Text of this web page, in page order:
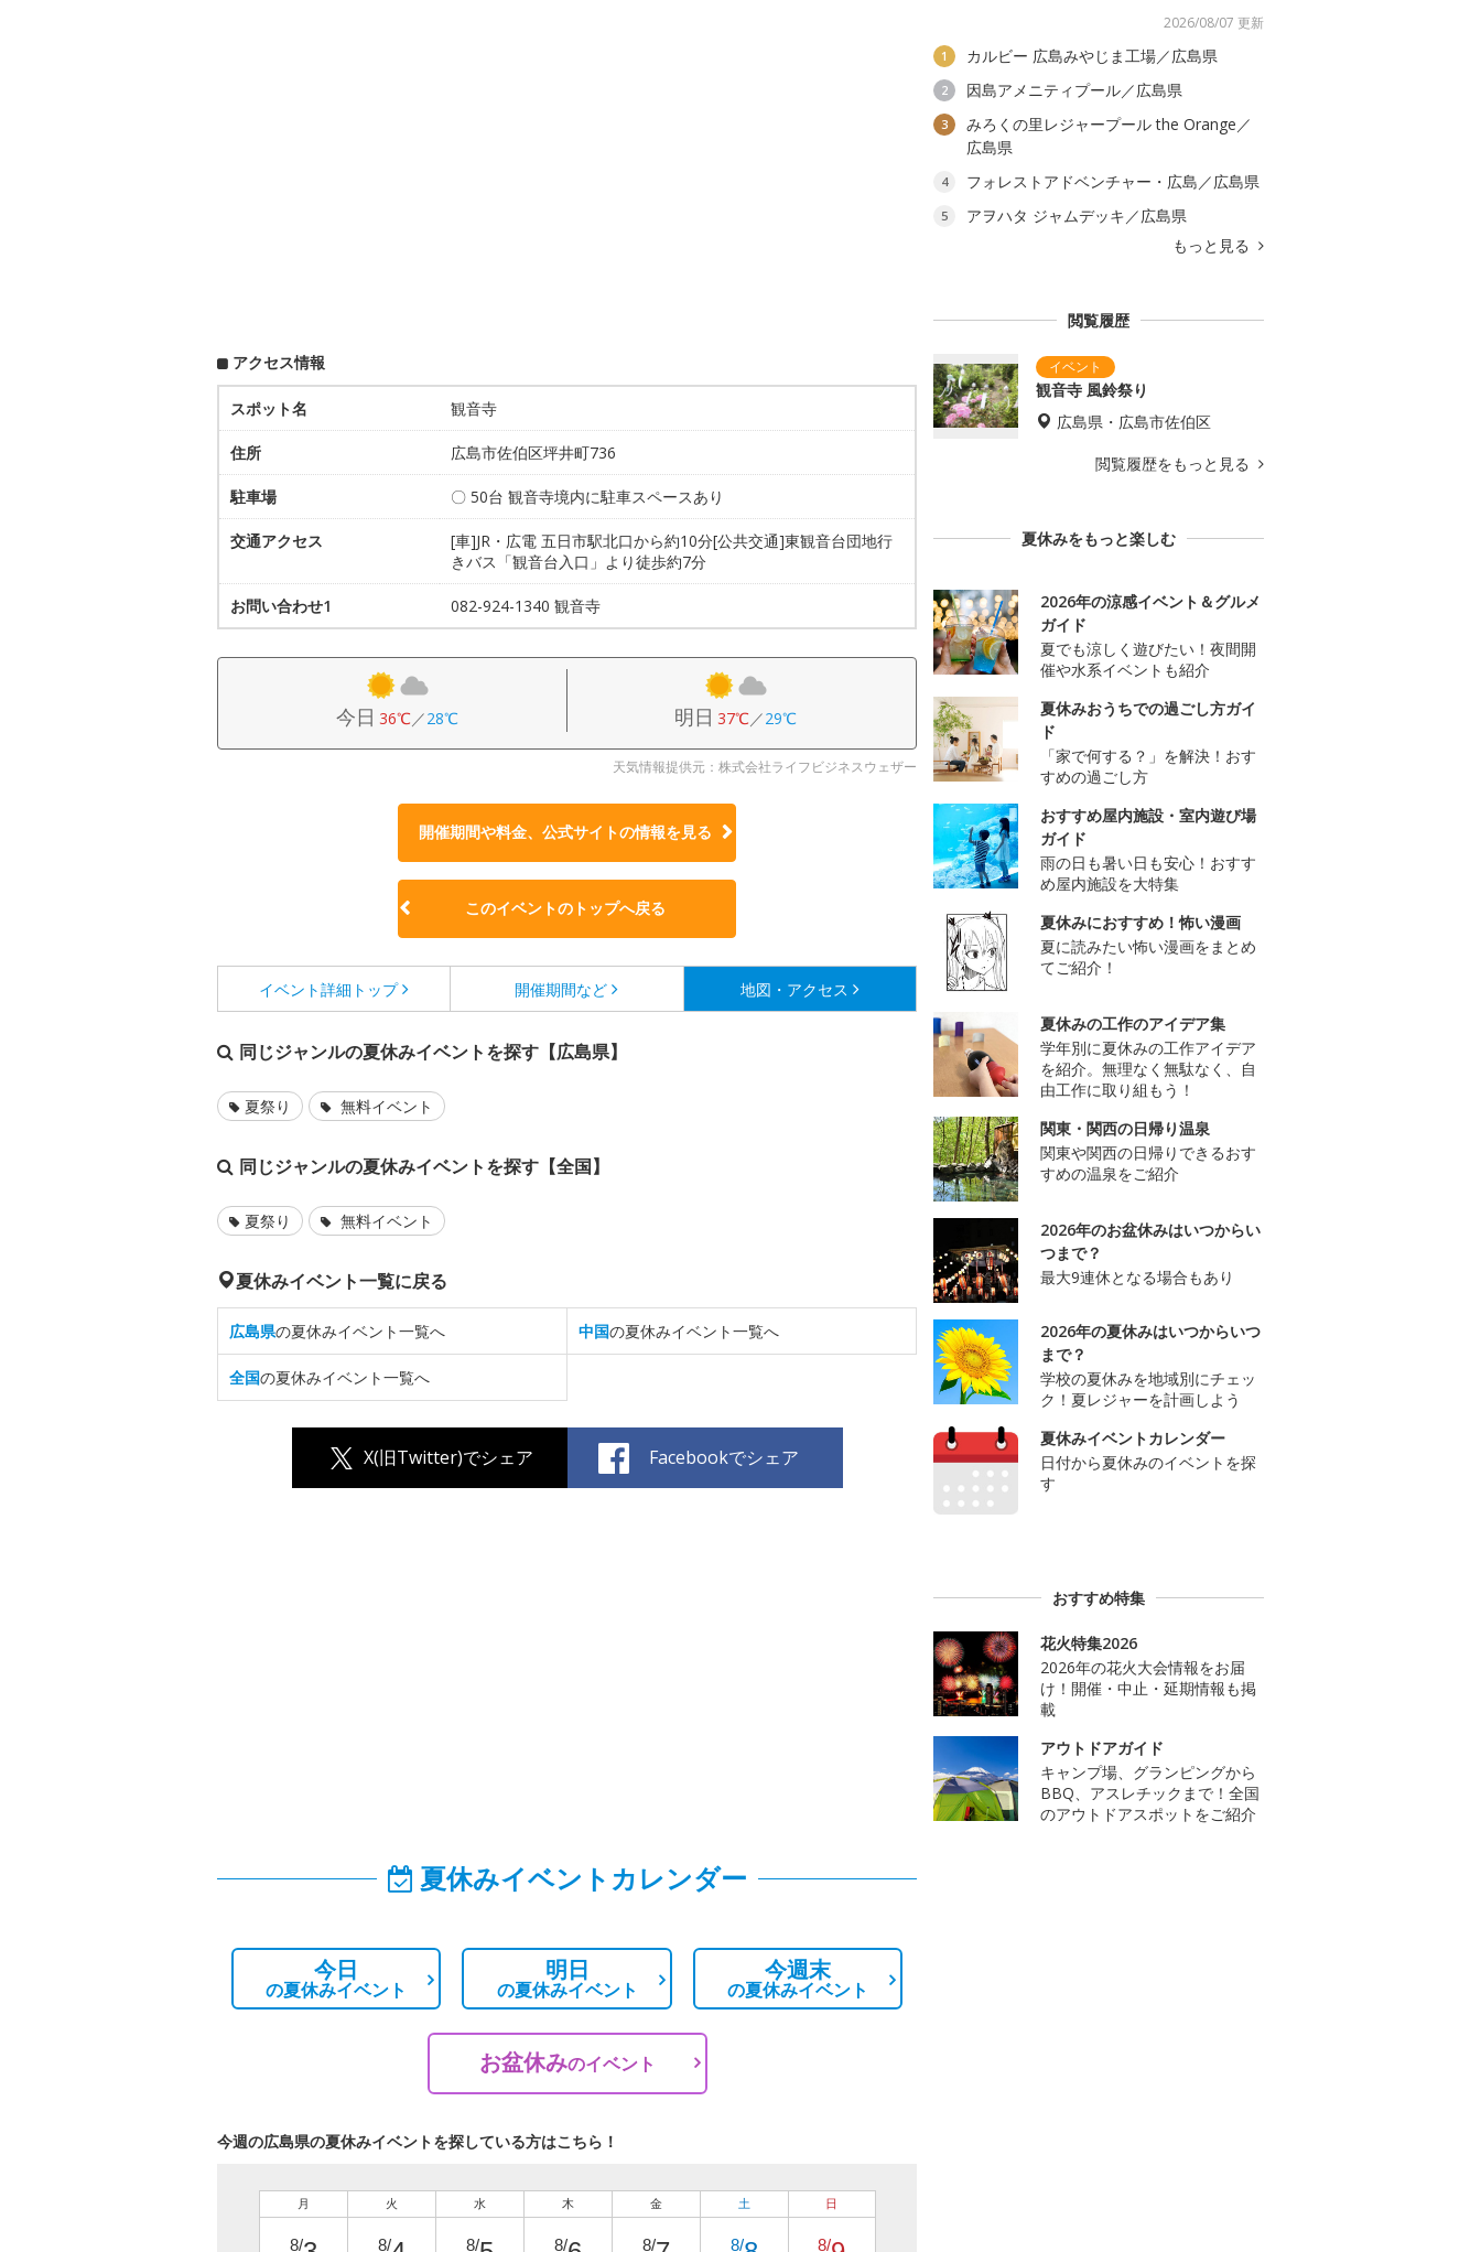
アクセス情報
スポット名 観音寺
住所 広島市佐伯区坪井町736
駐車場 〇 50台 観音寺境内に駐車スペースあり
交通アクセス
[車]JR・広電 五日市駅北口から約10分[公共交通]東観音台団地行
きバス「観音台入口」より徒歩約7分
お問い合わせ1 082-924-1340 観音寺
今日 36℃／28℃ 明日 37℃／29℃
天気情報提供元：株式会社ライフビジネスウェザー
開催期間や料金、公式サイトの情報を見る
このイベントのトップへ戻る
イベント詳細 トップ 開催期間など 地図・アクセス
同じジャンルの夏休みイベントを探す【広島県】
夏祭り 無料イベント
同じジャンルの夏休みイベントを探す【全国】
夏祭り 無料イベント
夏休みイベント一覧に戻る
広島県の夏休みイベント一覧へ 中国の夏休みイベント一覧へ
全国の夏休みイベント一覧へ
X(旧Twitter)でシェア Facebookでシェア
夏休みイベントカレンダー
今日
の夏休みイベント
明日
の夏休みイベント
今週末
の夏休みイベント
お盆休みのイベント
今週の広島県の夏休みイベントを探している方はこちら！
月
8/
火
8/
水
8/
木
8/
金
8/
土
8/
日
8/
2026/08/07 更新
1 カルビー 広島みやじま工場／広島県
2 因島アメニティプール／広島県
3
みろくの里レジャープール the Orange／
広島県
4 フォレストアドベンチャー・広島／広島県
5
アヲハタ ジャムデッキ／広島県
もっと見る
閲覧履歴
観音寺 風鈴祭り
広島県・広島市佐伯区
閲覧履歴をもっと見る
夏休みをもっと楽しむ
2026年の涼感イベント＆グルメ
ガイド
夏でも涼しく遊びたい！夜間開
催や水系イベントも紹介
夏休みおうちでの過ごし方ガイ
ド
「家で何する？」を解決！おす
すめの過ごし方
おすすめ屋内施設・室内遊び場
ガイド
雨の日も暑い日も安心！おすす
め屋内施設を大特集
夏休みにおすすめ！怖い漫画
夏に読みたい怖い漫画をまとめ
てご紹介！
夏休みの工作のアイデア集
学年別に夏休みの工作アイデア
を紹介。無理なく無駄なく、自
由工作に取り組もう！
関東・関西の日帰り温泉
関東や関西の日帰りできるおす
すめの温泉をご紹介
2026年のお盆休みはいつからい
つまで？
最大9連休となる場合もあり
2026年の夏休みはいつからいつ
まで？
学校の夏休みを地域別にチェッ
ク！夏レジャーを計画しよう
夏休みイベントカレンダー
日付から夏休みのイベントを探
す
おすすめ特集
花火特集2026
2026年の花火大会情報をお届
け！開催・中止・延期情報も掲
載
アウトドアガイド
キャンプ場、グランピングから
BBQ、アスレチックまで！全国
のアウトドアスポットをご紹介